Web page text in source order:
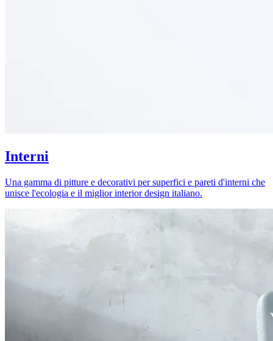
Interni
Una gamma di pitture e decorativi per superfici e pareti d'interni che
unisce l'ecologia e il miglior interior design italiano.